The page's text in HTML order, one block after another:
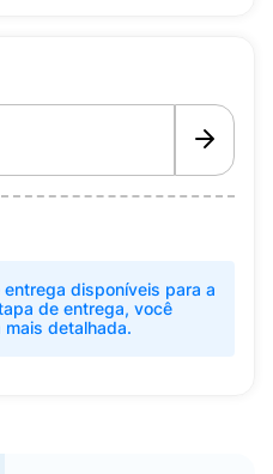
disponíveis para a
de entrega, você
detalhada.